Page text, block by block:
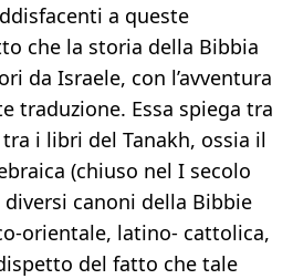
a queste
che la storia della Bibbia
da Israele, con l’avventura
traduzione. Essa spiega tra
tra i libri del Tanakh, ossia il
(chiuso nel I secolo
diversi canoni della Bibbie
orientale, latino- cattolica,
del fatto che tale